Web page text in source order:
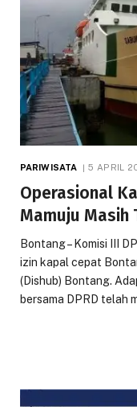
PARIWISATA 5 APRIL
Operasional
Mamuju Masih
Bontang – Komisi III
izin kapal cepat
(Dishub) Bontang.
bersama DPRD telah